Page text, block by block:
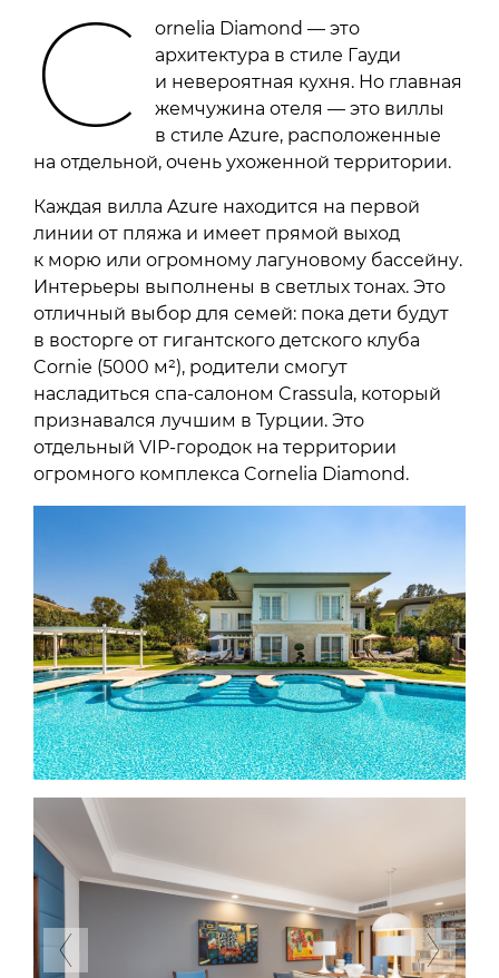
C
ornelia Diamond — это
архитектура в стиле Гауди
и невероятная кухня. Но главная
жемчужина отеля — это виллы
в стиле Azure, расположенные
на отдельной, очень ухоженной территории.
Каждая вилла Azure находится на первой
линии от пляжа и имеет прямой выход
к морю или огромному лагуновому бассейну.
Интерьеры выполнены в светлых тонах. Это
отличный выбор для семей: пока дети будут
в восторге от гигантского детского клуба
Cornie (5000 м²), родители смогут
насладиться спа-салоном Crassula, который
признавался лучшим в Турции. Это
отдельный VIP-городок на территории
огромного комплекса Cornelia Diamond.
Next